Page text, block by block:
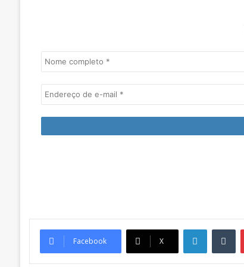
Facebook X
Linkedin Tumblr